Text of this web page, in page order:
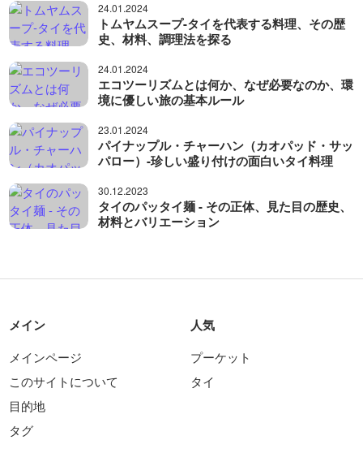
24.01.2024
トムヤムスープ-タイを代表する料理、その歴
史、材料、調理法を探る
24.01.2024
エコツーリズムとは何か、なぜ必要なのか、環
境に優しい旅の基本ルール
23.01.2024
パイナップル・チャーハン（カオパッド・サッ
パロー）-珍しい盛り付けの面白いタイ料理
30.12.2023
タイのパッタイ麺 - その正体、見た目の歴史、
材料とバリエーション
メイン
メインページ
このサイトについて
目的地
タグ
人気
プーケット
タイ